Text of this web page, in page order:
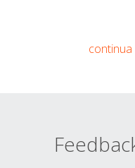
continua